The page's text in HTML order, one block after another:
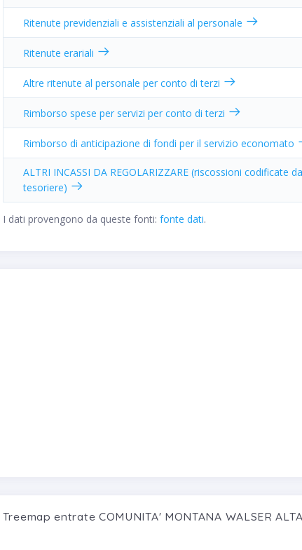
Ritenute previdenziali e assistenziali al personale
Ritenute erariali
Altre ritenute al personale per conto di terzi
Rimborso spese per servizi per conto di terzi
Rimborso di anticipazione di fondi per il servizio economato
ALTRI INCASSI DA REGOLARIZZARE (riscossioni codificate
tesoriere)
I dati provengono da queste fonti: fonte dati.
Treemap entrate COMUNITA' MONTANA WALSER